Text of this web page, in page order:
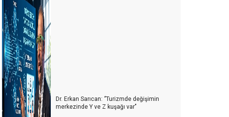
Dr. Erkan Sarıcan: ‘’Turizmde değişimin
merkezinde Y ve Z kuşağı var’’